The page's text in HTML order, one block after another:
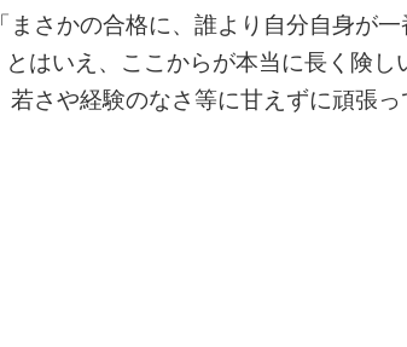
「まさかの合格に、誰より自分自身が一
とはいえ、ここからが本当に長く険し
若さや経験のなさ等に甘えずに頑張っ